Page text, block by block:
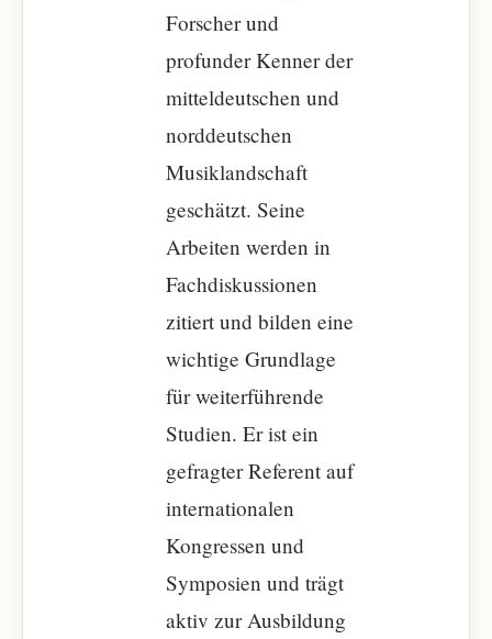
Forscher und
profunder Kenner der
mitteldeutschen und
norddeutschen
Musiklandschaft
geschätzt. Seine
Arbeiten werden in
Fachdiskussionen
zitiert und bilden eine
wichtige Grundlage
für weiterführende
Studien. Er ist ein
gefragter Referent auf
internationalen
Kongressen und
Symposien und trägt
aktiv zur Ausbildung